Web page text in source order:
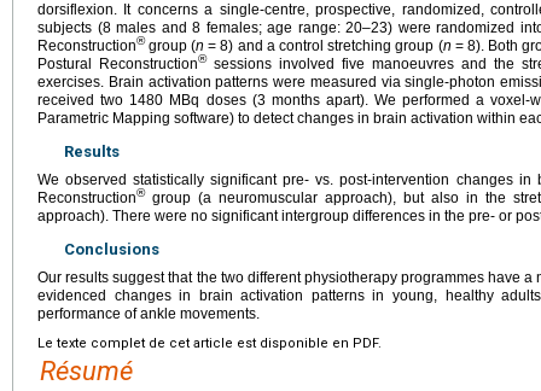
dorsiflexion. It concerns a single-centre, prospective, randomized,
subjects (8 males and 8 females; age range: 20–23) were randomized
Reconstruction®group (n = 8) and a control stretching group (n = 8). Both
Postural Reconstruction®sessions involved five manoeuvres and the
exercises. Brain activation patterns were measured via single-photon
received two 1480 MBq doses (3 months apart). We performed a voxel-
Parametric Mapping software) to detect changes in brain activation within
Results
We observed statistically significant pre- vs. post-intervention changes
Reconstruction®group (a neuromuscular approach), but also in the
approach). There were no significant intergroup differences in the pre- or
Conclusions
Our results suggest that the two different physiotherapy programmes have
evidenced changes in brain activation patterns in young, healthy
performance of ankle movements.
Le texte complet de cet article est disponible en PDF.
Résumé